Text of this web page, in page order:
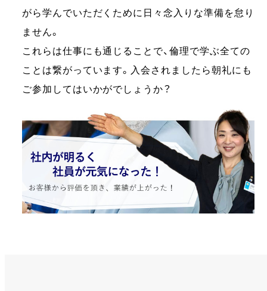
がら学んでいただくために日々念入りな準備を怠り
ません。
これらは仕事にも通じることで、倫理で学ぶ全ての
ことは繋がっています。入会されましたら朝礼にも
ご参加してはいかがでしょうか？